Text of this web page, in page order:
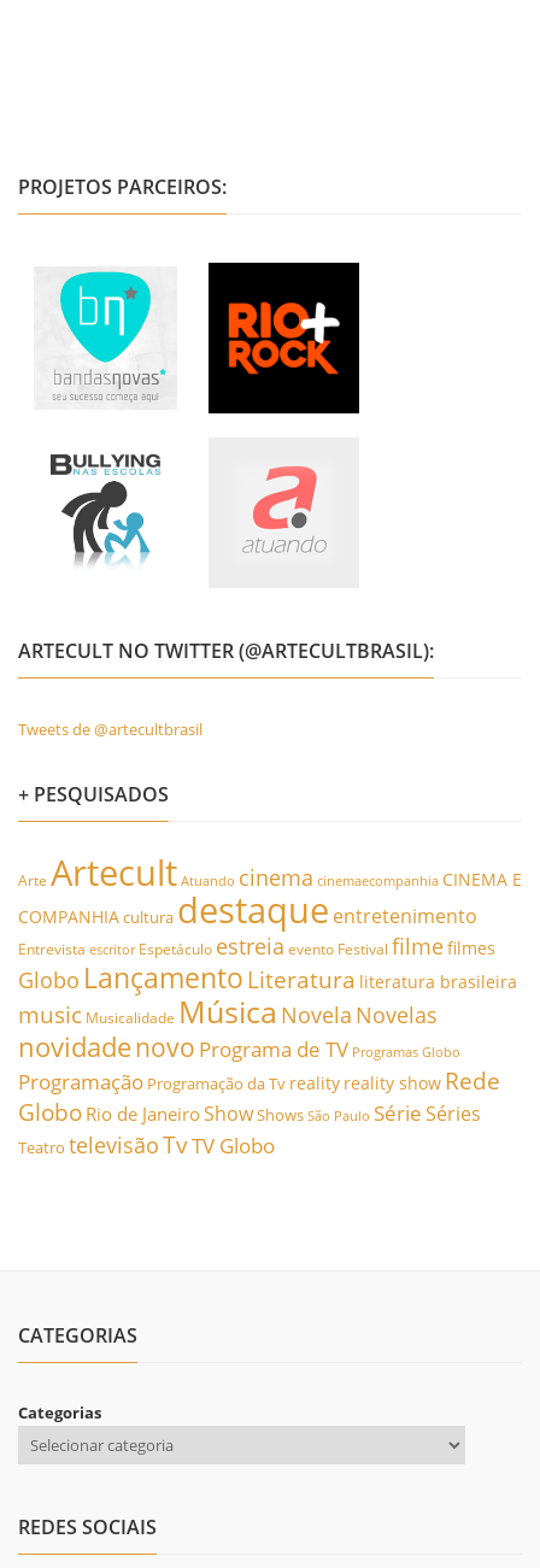
PROJETOS PARCEIROS:
ARTECULT NO TWITTER (@ARTECULTBRASIL):
Tweets de @artecultbrasil
+ PESQUISADOS
Arte Artecult Atuando cinema cinemaecompanhia CINEMA E
COMPANHIAcultura destaque entretenimento
Entrevista escritor Espetáculo estreia evento Festival filmefilmes
Globo Lançamento Literatura literatura brasileira
music Musicalidade Música Novela Novelas
novidadenovo Programa de TV Programas Globo
Programação Programação da Tv reality reality show Rede
Globo Rio de JaneiroShowShows São Paulo SérieSéries
Teatro televisãoTvTV Globo
CATEGORIAS
Categorias
REDES SOCIAIS